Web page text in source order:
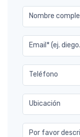
Nombre
Email* (ej.
Teléfono
Ubicación
Por favor